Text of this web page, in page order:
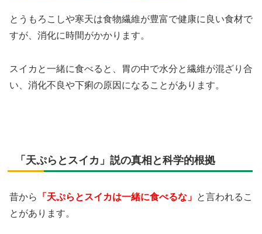
とうもろこしや寒天は食物繊維が豊富で健康に良い食材で
すが、消化に時間がかかります。
スイカと一緒に食べると、胃の中で水分と繊維が混ざり合
い、消化不良や下痢の原因になることがあります。
「天ぷらとスイカ」説の真相と科学的根拠
昔から 「天ぷらとスイカは一緒に食べるな」 と言われるこ
とがあります。